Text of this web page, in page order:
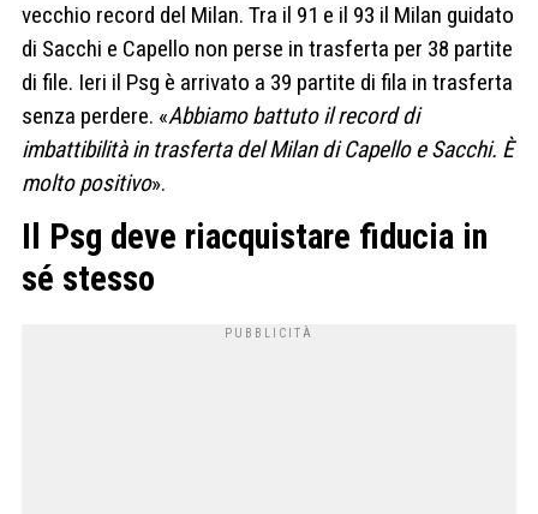
vecchio record del Milan. Tra il 91 e il 93 il Milan guidato
di Sacchi e Capello non perse in trasferta per 38 partite
di file. Ieri il Psg è arrivato a 39 partite di fila in trasferta
senza perdere. «Abbiamo battuto il record di
imbattibilità in trasferta del Milan di Capello e Sacchi. È
molto positivo».
Il Psg deve riacquistare fiducia in
sé stesso